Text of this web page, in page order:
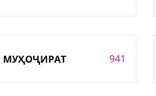
МУҲОҶИРАТ 941